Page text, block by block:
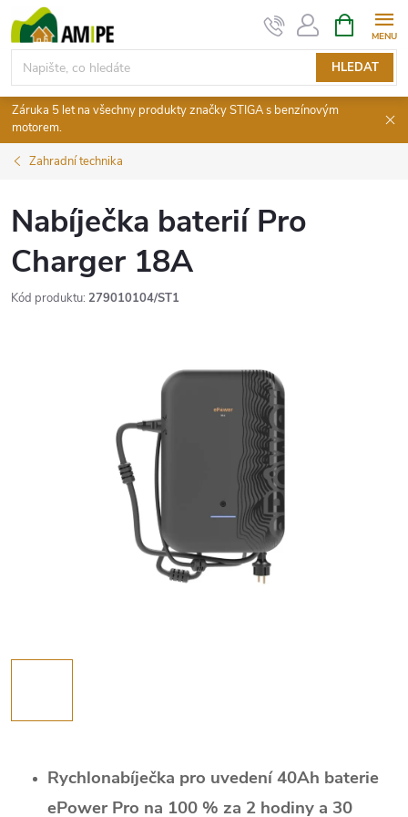
na
obsah
HLEDAT
NÁKUPNÍ
KOŠÍK
Záruka 5 let na všechny produkty značky STIGA s benzínovým
motorem.
Zahradní technika
Nabíječka baterií Pro
Charger 18A
Kód produktu: 279010104/ST1
Rychlonabíječka pro uvedení 40Ah baterie
ePower Pro na 100 % za 2 hodiny a 30